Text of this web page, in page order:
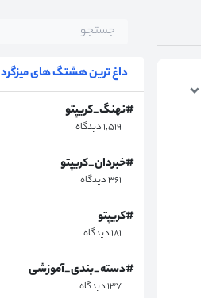
داغ ترین هشتگ های میزگرد
#نهنگ_کریپتو
۱,۵۱۹ دیدگاه
#خبردان_کریپتو
۳۶۱ دیدگاه
#کریپتو
۱۸۱ دیدگاه
#دسته_بندی_آموزشی
۱۳۷ دیدگاه